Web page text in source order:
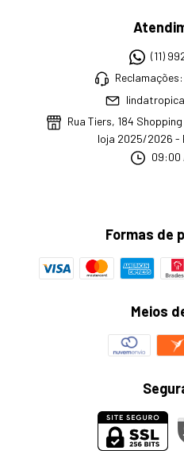
(11)
Rua Tiers, 184
loja 2025/2026 -
09:00
Formas de
Meios